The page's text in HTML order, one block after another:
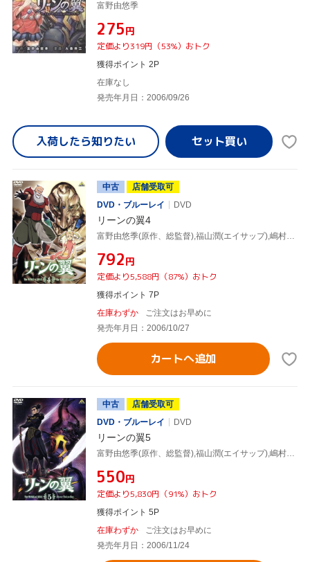
富野由悠季
¥275円
定価より319円（53%）おトク
獲得ポイント 2P
在庫なし
発売年月日：2006/09/26
入荷したら知りたい
中古
店舗受取可
DVD・ブルーレイ
DVD
リーンの翼4
富野由悠季(原作、総監督),福山潤(エイサップ),嶋村侑(リュクス)
¥792円
定価より5,588円（87%）おトク
獲得ポイント 7P
在庫わずか
ご注文はお早めに
発売年月日：2006/10/27
カートへ追加
中古
店舗受取可
DVD・ブルーレイ
DVD
リーンの翼5
富野由悠季(原作、総監督),福山潤(エイサップ),嶋村侑(リュクス)
¥550円
定価より5,830円（91%）おトク
獲得ポイント 5P
在庫わずか
ご注文はお早めに
発売年月日：2006/11/24